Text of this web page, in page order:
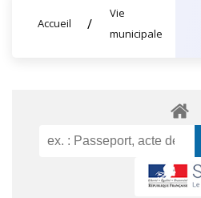
Accueil
Vie
municipale